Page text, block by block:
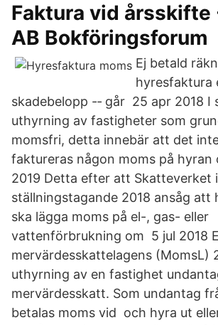
Faktura vid årsskifte
AB Bokföringsforum
Ej betald
hyresfaktura
skadebelopp -‐ går 25 apr 2018 I
uthyrning av fastigheter som
momsfri, detta innebär att det
faktureras någon moms på hyran
2019 Detta efter att Skatteverket
ställningstagande 2018 ansåg att
ska lägga moms på el-, gas- eller
vattenförbrukning om 5 jul 2018
mervärdesskattelagens (MomsL)
uthyrning av en fastighet
mervärdesskatt. Som undantag
betalas moms vid och hyra ut